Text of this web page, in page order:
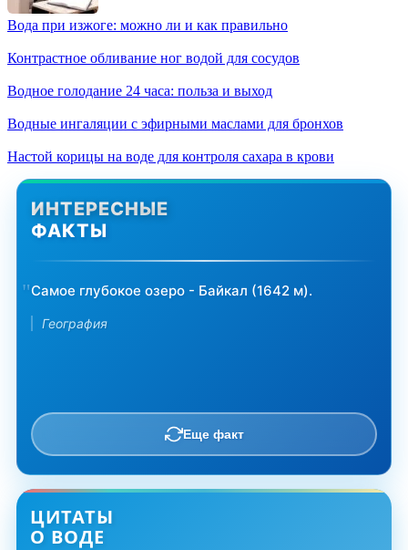
Вода при изжоге: можно ли и как правильно
Контрастное обливание ног водой для сосудов
Водное голодание 24 часа: польза и выход
Водные ингаляции с эфирными маслами для бронхов
Настой корицы на воде для контроля сахара в крови
ИНТЕРЕСНЫЕ
ФАКТЫ
Самое глубокое озеро - Байкал (1642 м).
География
Еще факт
ЦИТАТЫ
О ВОДЕ